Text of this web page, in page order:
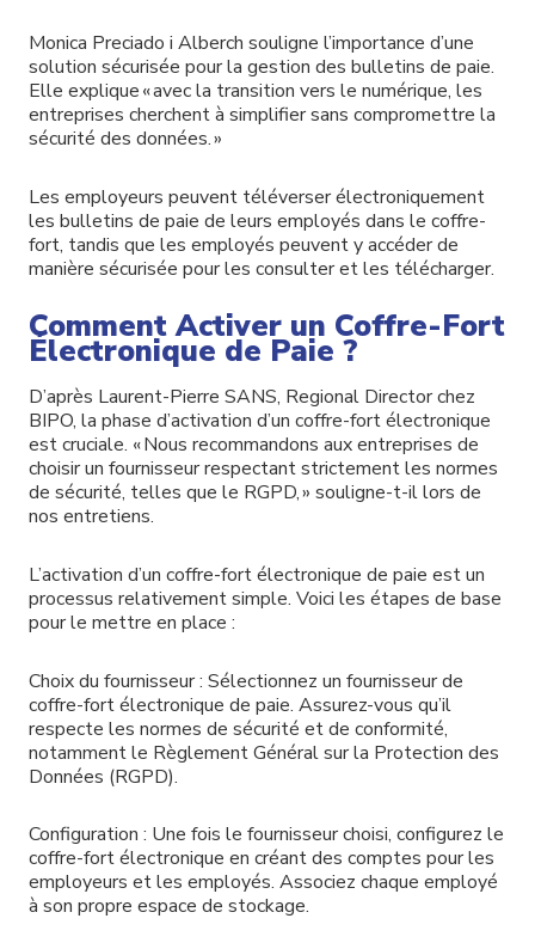
Monica Preciado i Alberch souligne l’importance d’une
solution sécurisée pour la gestion des bulletins de paie.
Elle explique « avec la transition vers le numérique, les
entreprises cherchent à simplifier sans compromettre la
sécurité des données. »
Les employeurs peuvent téléverser électroniquement
les bulletins de paie de leurs employés dans le coffre-
fort, tandis que les employés peuvent y accéder de
manière sécurisée pour les consulter et les télécharger.
Comment Activer un Coffre-Fort
Électronique de Paie ?
D’après Laurent-Pierre SANS, Regional Director chez
BIPO, la phase d’activation d’un coffre-fort électronique
est cruciale. « Nous recommandons aux entreprises de
choisir un fournisseur respectant strictement les normes
de sécurité, telles que le RGPD, » souligne-t-il lors de
nos entretiens.
L’activation d’un coffre-fort électronique de paie est un
processus relativement simple. Voici les étapes de base
pour le mettre en place :
Choix du fournisseur : Sélectionnez un fournisseur de
coffre-fort électronique de paie. Assurez-vous qu’il
respecte les normes de sécurité et de conformité,
notamment le Règlement Général sur la Protection des
Données (RGPD).
Configuration : Une fois le fournisseur choisi, configurez le
coffre-fort électronique en créant des comptes pour les
employeurs et les employés. Associez chaque employé
à son propre espace de stockage.